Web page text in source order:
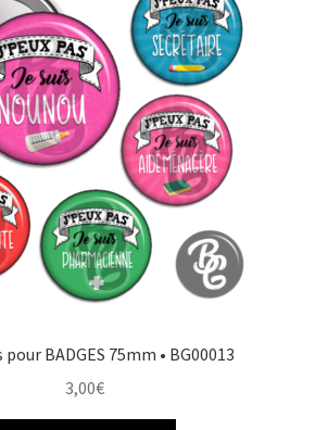
BADGES 75mm • BG00013
3,00€